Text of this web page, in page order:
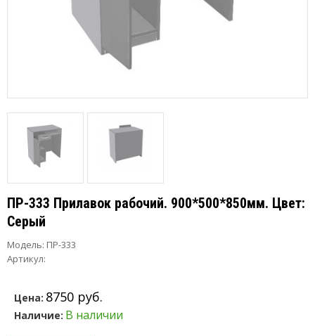
ПР-333 Прилавок рабочий. 900*500*850мм. Цвет:
Серый
Модель: ПР-333
Артикул:
Цена: 8750 руб.
Наличие: В наличии